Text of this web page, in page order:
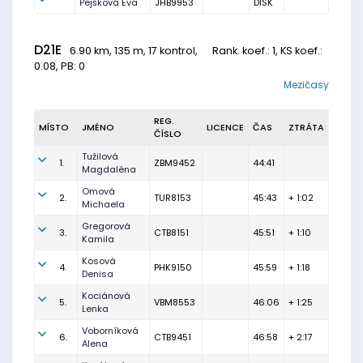
D21E 6.90 km, 135 m, 17 kontrol, Rank. koef.: 1, KS koef.:
0.08, PB: 0
Mezičasy
MÍSTO JMÉNO
REG.
ČÍSLO
LICENCE ČAS ZTRÁTA
1.
Tužilová
Magdaléna
ZBM9452 44:41
2.
Omová
Michaela
TUR8153 45:43 + 1:02
3.
Gregorová
Kamila
CTB8151 45:51 + 1:10
4.
Kosová
Denisa
PHK9150 45:59 + 1:18
5.
Kociánová
Lenka
VBM8553 46:06 + 1:25
6.
Voborníková
Alena
CTB9451 46:58 + 2:17